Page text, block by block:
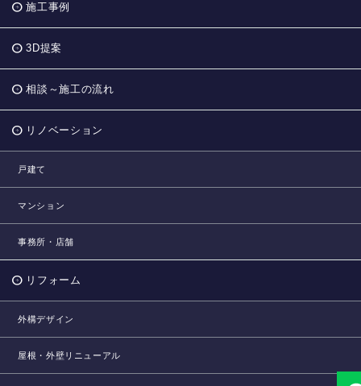
施工事例
3D提案
相談～施工の流れ
リノベーション
戸建て
マンション
事務所・店舗
リフォーム
外構デザイン
屋根・外壁リニューアル